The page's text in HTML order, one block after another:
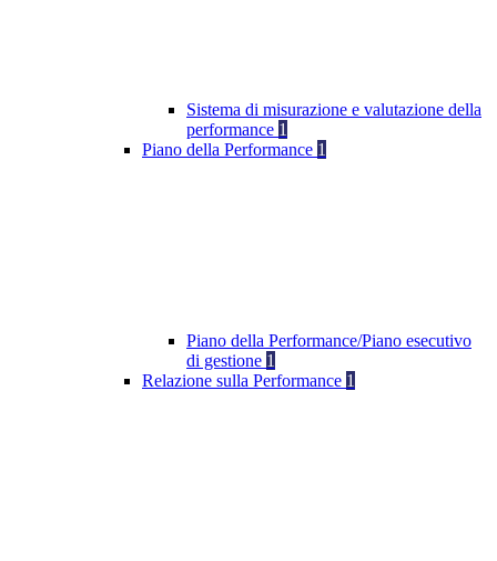
Sistema di misurazione e valutazione della
performance 1
Piano della Performance 1
Piano della Performance/Piano esecutivo
di gestione 1
Relazione sulla Performance 1